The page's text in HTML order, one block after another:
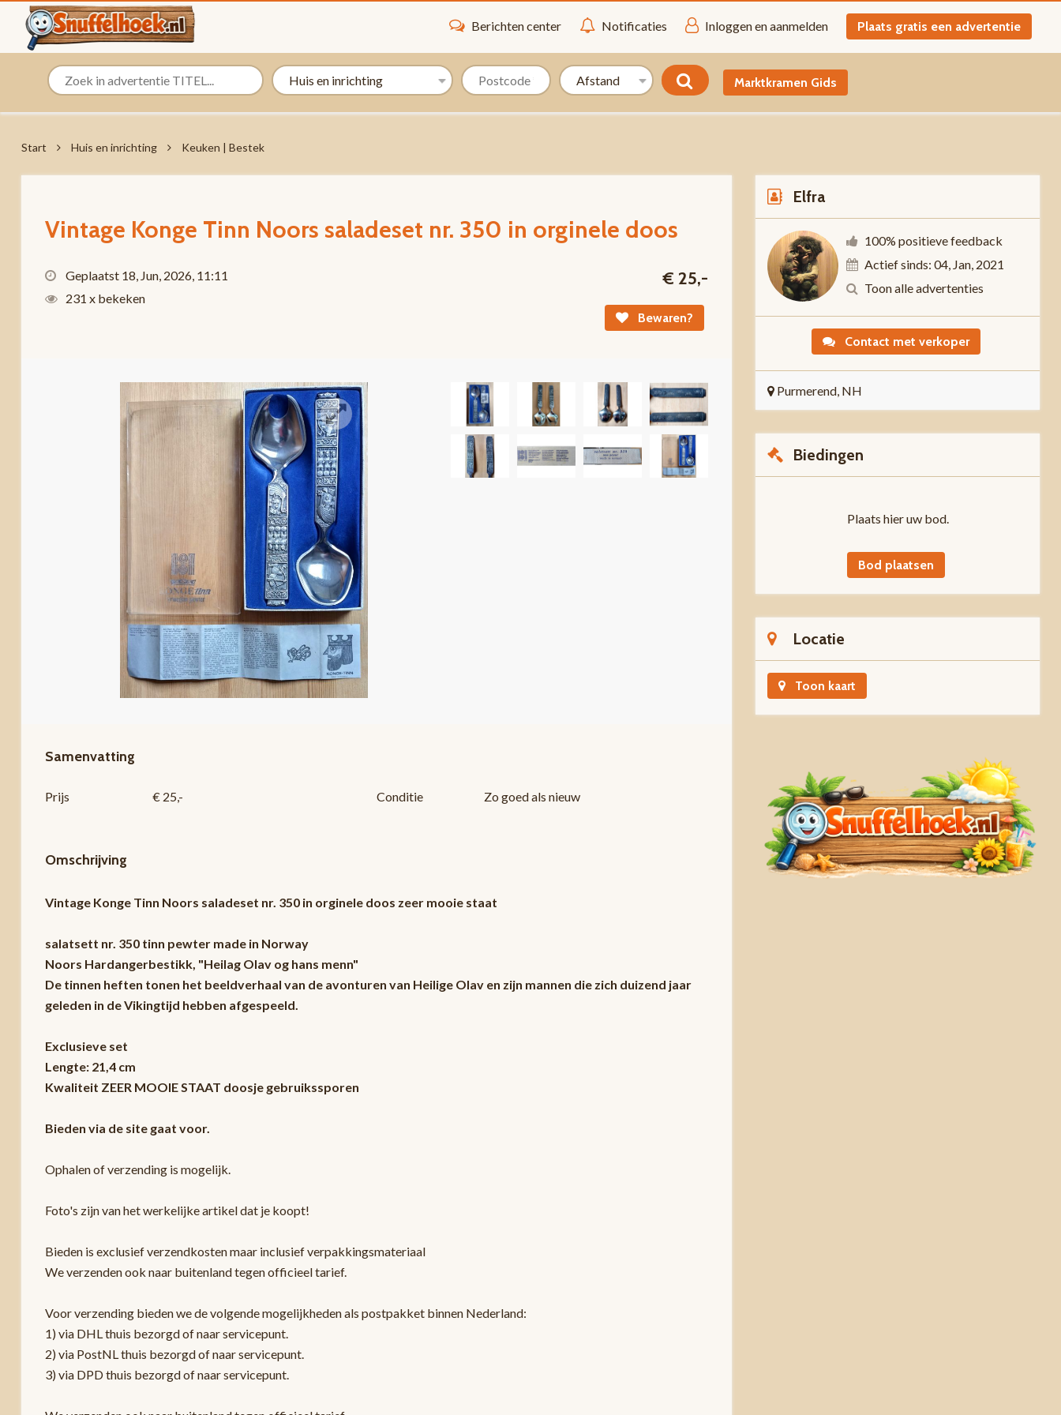
Berichten center Notificaties Inloggen en aanmelden Plaats gratis een advertentie
Marktkramen Gids
Start Huis en inrichting Keuken | Bestek
Vintage Konge Tinn Noors saladeset nr. 350 in orginele doos
Geplaatst 18, Jun, 2026, 11:11
231 x bekeken
€ 25,-
Bewaren?
Samenvatting
Prijs € 25,- Conditie Zo goed als nieuw
Omschrijving
Vintage Konge Tinn Noors saladeset nr. 350 in orginele doos zeer mooie staat
salatsett nr. 350 tinn pewter made in Norway
Noors Hardangerbestikk, "Heilag Olav og hans menn"
De tinnen heften tonen het beeldverhaal van de avonturen van Heilige Olav en zijn mannen die zich duizend jaar
geleden in de Vikingtijd hebben afgespeeld.
Exclusieve set
Lengte: 21,4 cm
Kwaliteit ZEER MOOIE STAAT doosje gebruikssporen
Bieden via de site gaat voor.
Ophalen of verzending is mogelijk.
Foto's zijn van het werkelijke artikel dat je koopt!
Bieden is exclusief verzendkosten maar inclusief verpakkingsmateriaal
We verzenden ook naar buitenland tegen officieel tarief.
Voor verzending bieden we de volgende mogelijkheden als postpakket binnen Nederland:
1) via DHL thuis bezorgd of naar servicepunt.
2) via PostNL thuis bezorgd of naar servicepunt.
3) via DPD thuis bezorgd of naar servicepunt.
Elfra
100% positieve feedback
Actief sinds: 04, Jan, 2021
Toon alle advertenties
Contact met verkoper
Purmerend, NH
Biedingen
Plaats hier uw bod.
Bod plaatsen
Locatie
Toon kaart